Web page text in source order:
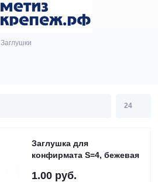
Заглушки
Заглушка для
конфирмата S=4, бежевая
1.00 руб.